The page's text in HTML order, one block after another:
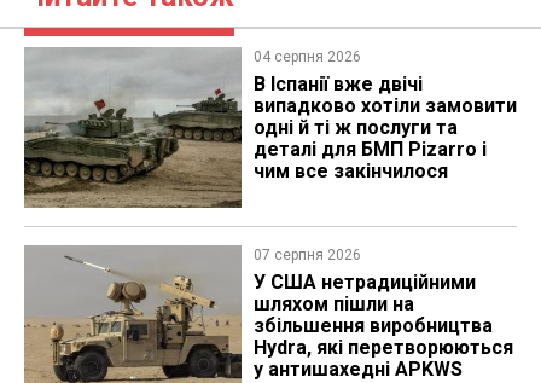
04 серпня 2026
В Іспанії вже двічі
випадково хотіли замовити
одні й ті ж послуги та
деталі для БМП Pizarro і
чим все закінчилося
07 серпня 2026
У США нетрадиційними
шляхом пішли на
збільшення виробництва
Hydra, які перетворюються
у антишахедні APKWS